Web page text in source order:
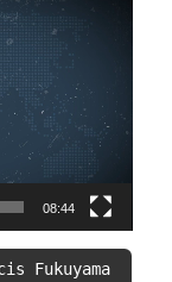
08:44
Fukuyama